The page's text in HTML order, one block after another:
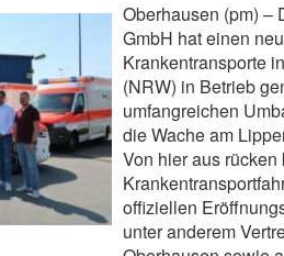
Oberhausen (pm) –
GmbH hat einen
Krankentransporte
(NRW) in Betrieb
umfangreichen
die Wache am
Von hier aus rücken
offiziellen
unter anderem